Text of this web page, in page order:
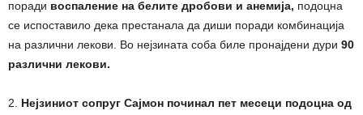
поради воспаление на белите дробови и анемија, подоцна
се испоставило дека престанала да диши поради комбинација
на различни лекови. Во нејзината соба биле пронајдени дури 90
различни лекови.
2. Нејзиниот сопруг Сајмон починал пет месеци подоцна од